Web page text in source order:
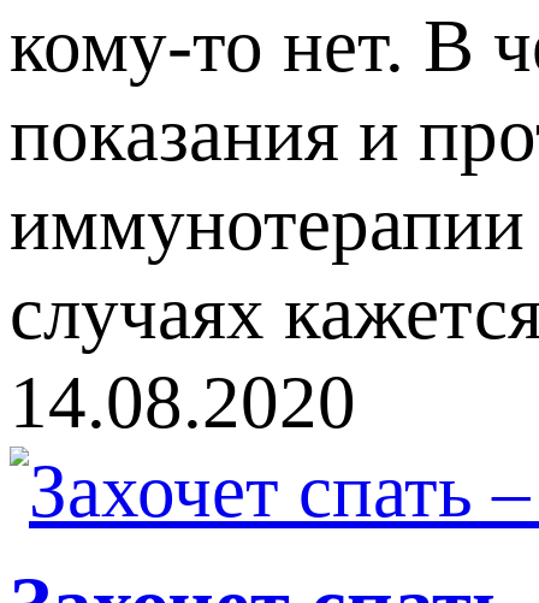
кому-то нет. В
показания и
иммунотерапии
случаях
14.08.2020